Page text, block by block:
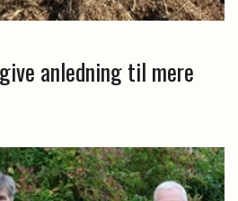
anledning til mere